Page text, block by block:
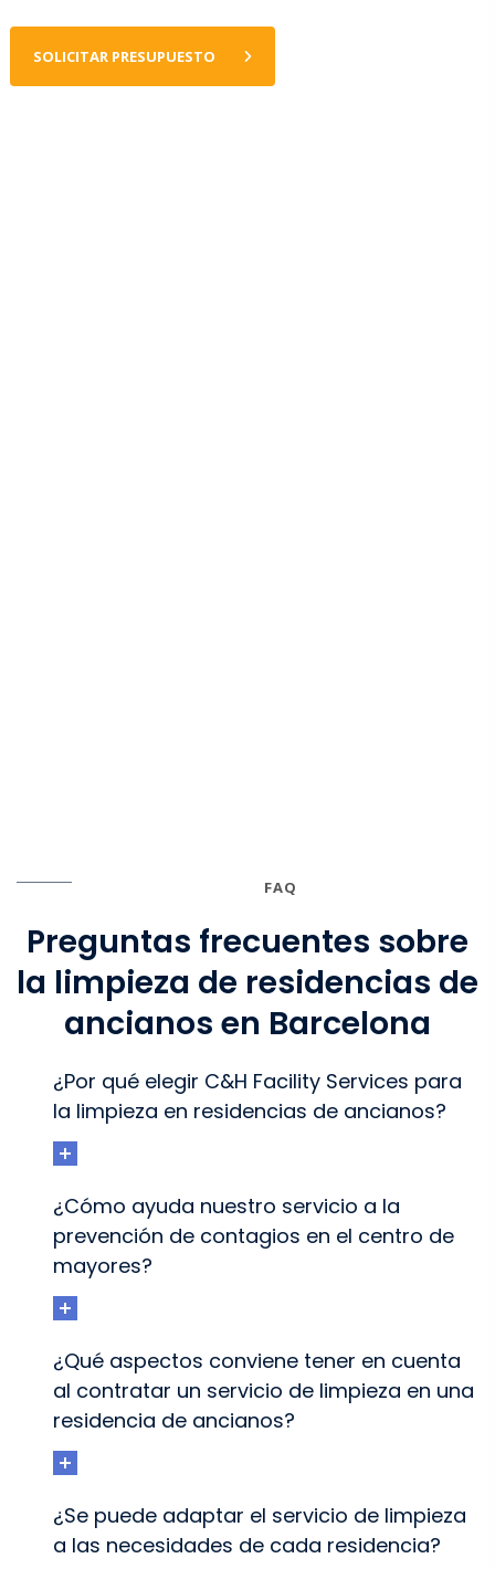
SOLICITAR PRESUPUESTO
FAQ
Preguntas frecuentes sobre
la limpieza de residencias de
ancianos en Barcelona
¿Por qué elegir C&H Facility Services para
la limpieza en residencias de ancianos?
¿Cómo ayuda nuestro servicio a la
prevención de contagios en el centro de
mayores?
¿Qué aspectos conviene tener en cuenta
al contratar un servicio de limpieza en una
residencia de ancianos?
¿Se puede adaptar el servicio de limpieza
a las necesidades de cada residencia?